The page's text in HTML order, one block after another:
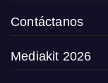
Contáctanos
Mediakit 2026